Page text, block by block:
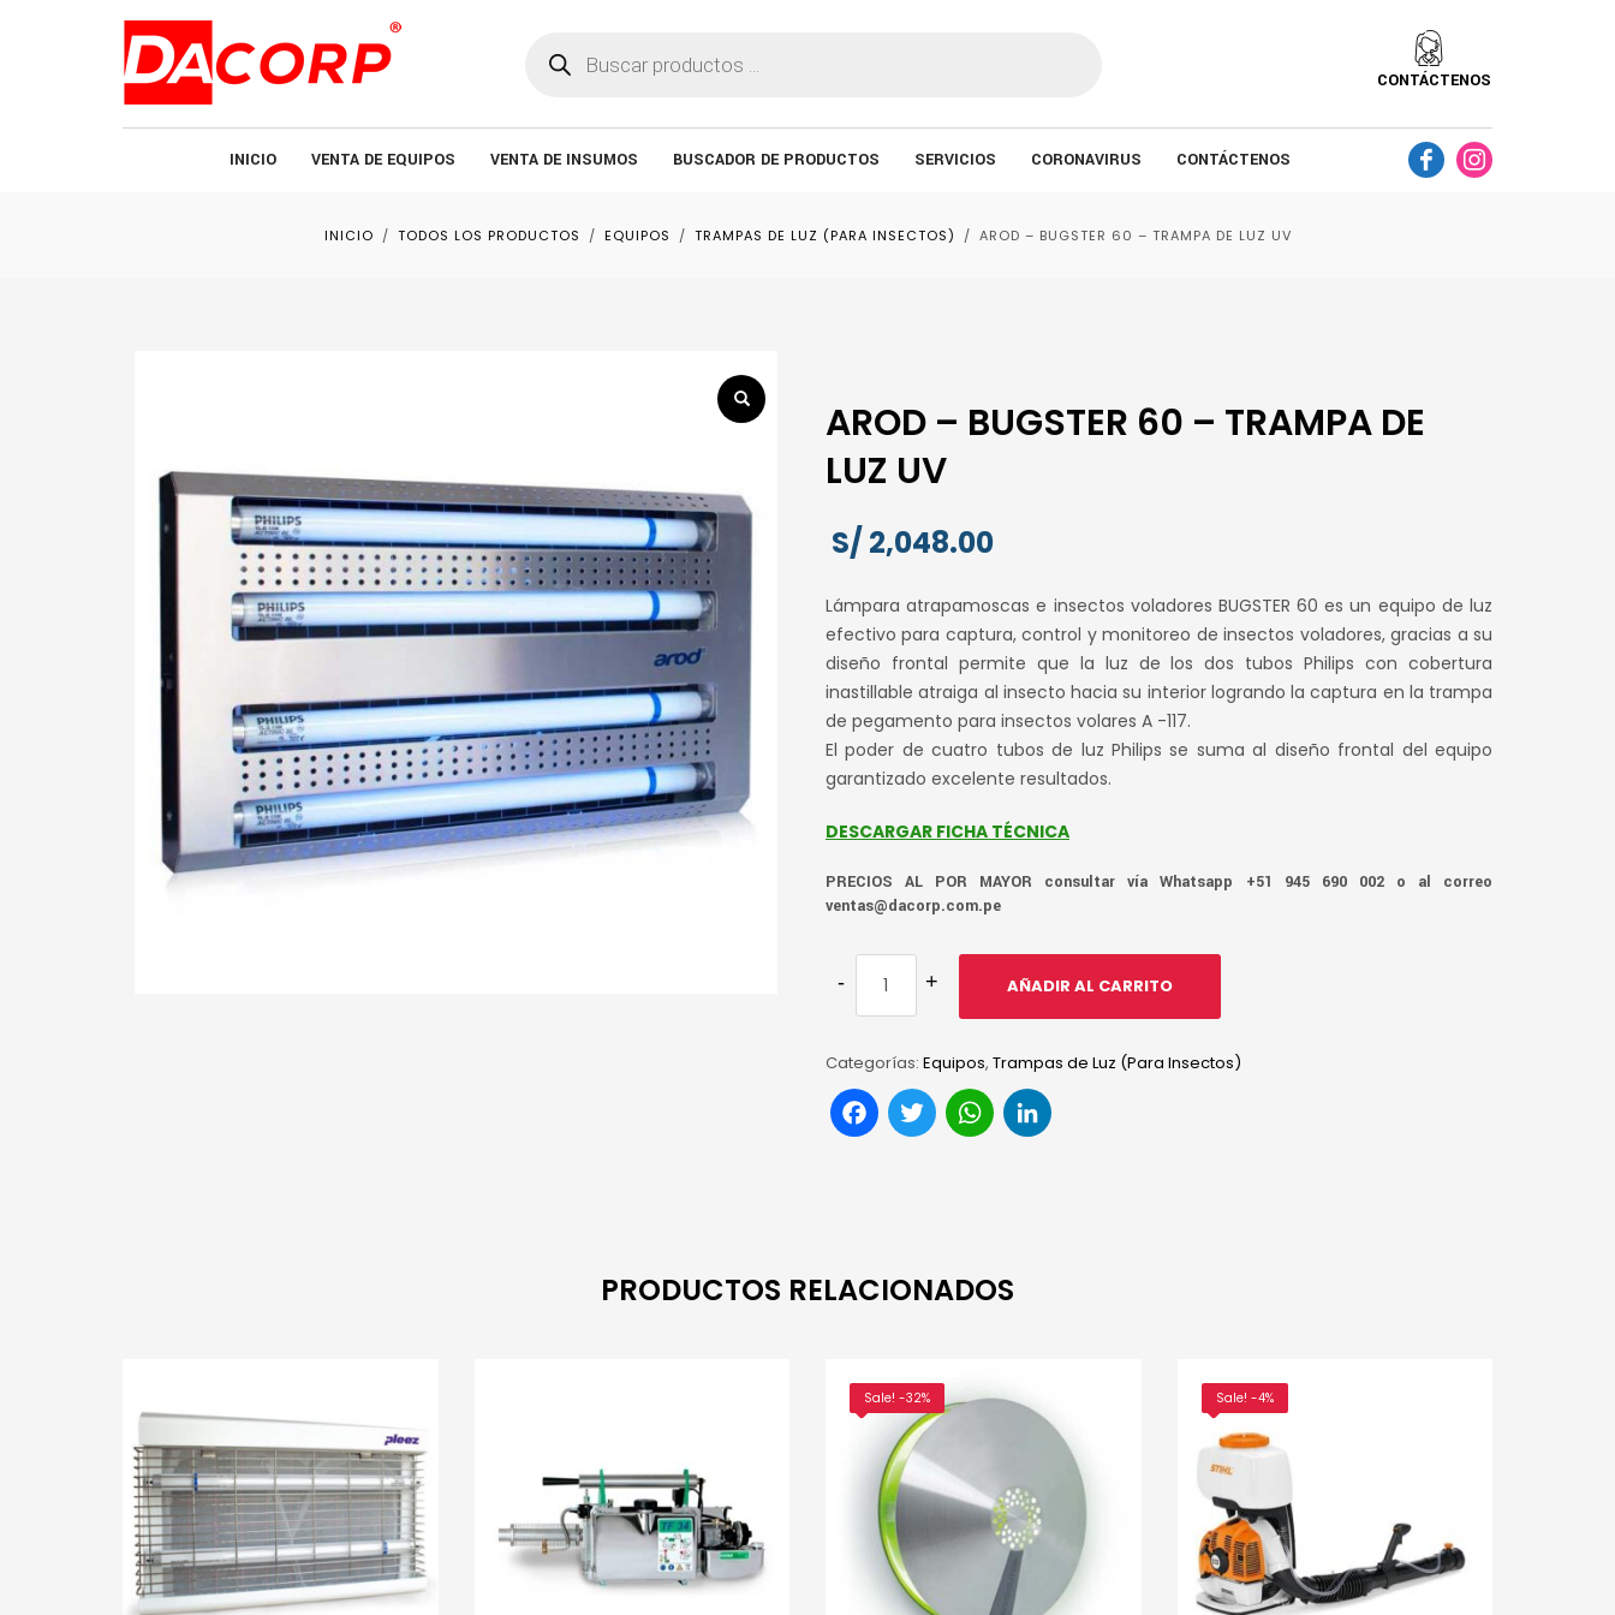
productos
CONTÁCTENOS
INICIO VENTA DE EQUIPOS VENTA DE INSUMOS BUSCADOR DE PRODUCTOS SERVICIOS CORONAVIRUS CONTÁCTENOS
INICIO TODOS LOS PRODUCTOS EQUIPOS TRAMPAS DE LUZ (PARA INSECTOS) AROD – BUGSTER 60 – TRAMPA DE LUZ UV
AROD – BUGSTER 60 – TRAMPA DE
LUZ UV
S/ 2,048.00
Lámpara atrapamoscas e insectos voladores BUGSTER 60 es un equipo de luz
efectivo para captura, control y monitoreo de insectos voladores, gracias a su
diseño frontal permite que la luz de los dos tubos Philips con cobertura
inastillable atraiga al insecto hacia su interior logrando la captura en la trampa
de pegamento para insectos volares A -117.
El poder de cuatro tubos de luz Philips se suma al diseño frontal del equipo
garantizado excelente resultados.
DESCARGAR FICHA TÉCNICA
PRECIOS AL POR MAYOR consultar vía Whatsapp +51 945 690 002 o al correo
ventas@dacorp.com.pe
AÑADIR AL CARRITO
Categorías: Equipos, Trampas de Luz (Para Insectos)
Facebook
TwitterWhatsApp
PRODUCTOS RELACIONADOS
Sale! -32% Sale! -4%